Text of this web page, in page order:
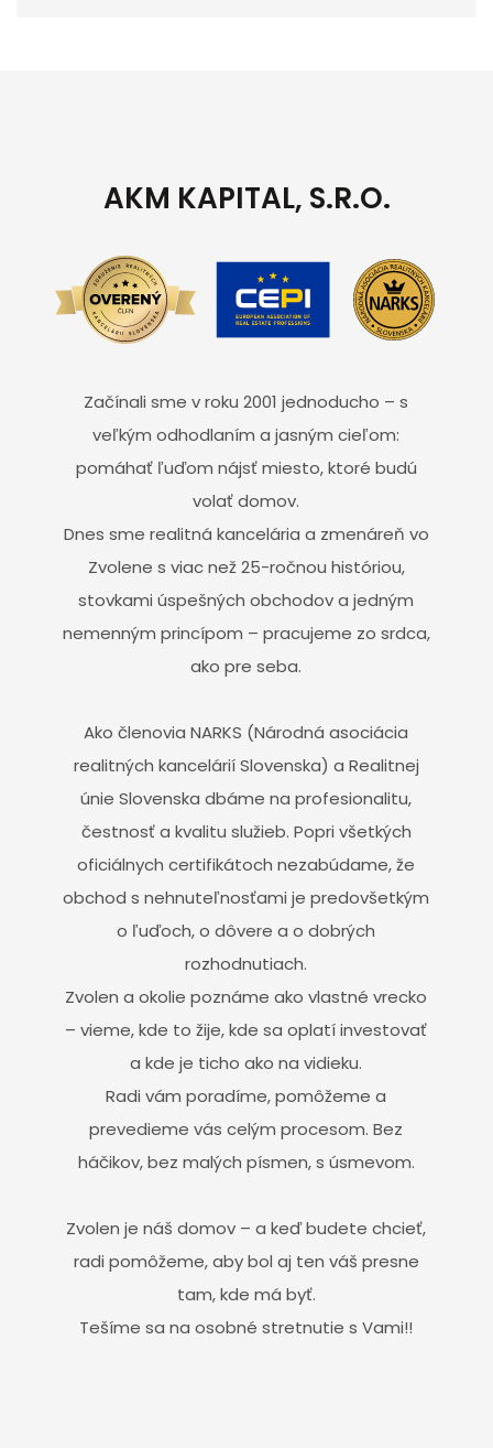
AKM KAPITAL, S.R.O.
Začínali sme v roku 2001 jednoducho – s
veľkým odhodlaním a jasným cieľom:
pomáhať ľuďom nájsť miesto, ktoré budú
volať domov.
Dnes sme realitná kancelária a zmenáreň vo
Zvolene s viac než 25-ročnou históriou,
stovkami úspešných obchodov a jedným
nemenným princípom – pracujeme zo srdca,
ako pre seba.
Ako členovia NARKS (Národná asociácia
realitných kancelárií Slovenska) a Realitnej
únie Slovenska dbáme na profesionalitu,
čestnosť a kvalitu služieb. Popri všetkých
oficiálnych certifikátoch nezabúdame, že
obchod s nehnuteľnosťami je predovšetkým
o ľuďoch, o dôvere a o dobrých
rozhodnutiach.
Zvolen a okolie poznáme ako vlastné vrecko
– vieme, kde to žije, kde sa oplatí investovať
a kde je ticho ako na vidieku.
Radi vám poradíme, pomôžeme a
prevedieme vás celým procesom. Bez
háčikov, bez malých písmen, s úsmevom.
Zvolen je náš domov – a keď budete chcieť,
radi pomôžeme, aby bol aj ten váš presne
tam, kde má byť.
Tešíme sa na osobné stretnutie s Vami!!